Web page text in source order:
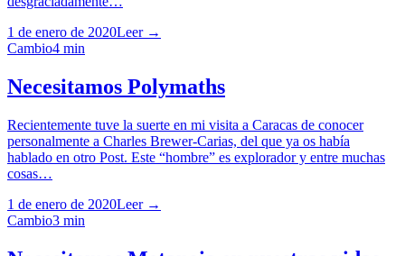
1 de enero de 2020Leer →
Cambio4 min
Necesitamos Polymaths
Recientemente tuve la suerte en mi visita a Caracas de conocer
personalmente a Charles Brewer-Carias, del que ya os había
hablado en otro Post. Este “hombre” es explorador y entre muchas
cosas…
1 de enero de 2020Leer →
Cambio3 min